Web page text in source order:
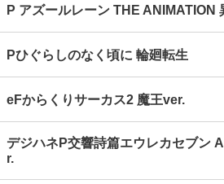
P アズールレーン THE ANIMATION
Pひぐらしのなく頃に 輪廻転生
eFからくりサーカス2 魔王ver.
デジハネP交響詩篇エウレカセブン
r.